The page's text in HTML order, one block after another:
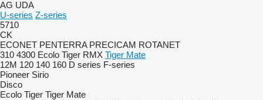
AG UDA
U-series Z-series
5710
CK
ECONET PENTERRA PRECICAM ROTANET
310 4300 Ecolo Tiger RMX Tiger Mate
12M 120 140 160 D series F-series
Pioneer Sirio
Disco
Ecolo Tiger Tiger Mate